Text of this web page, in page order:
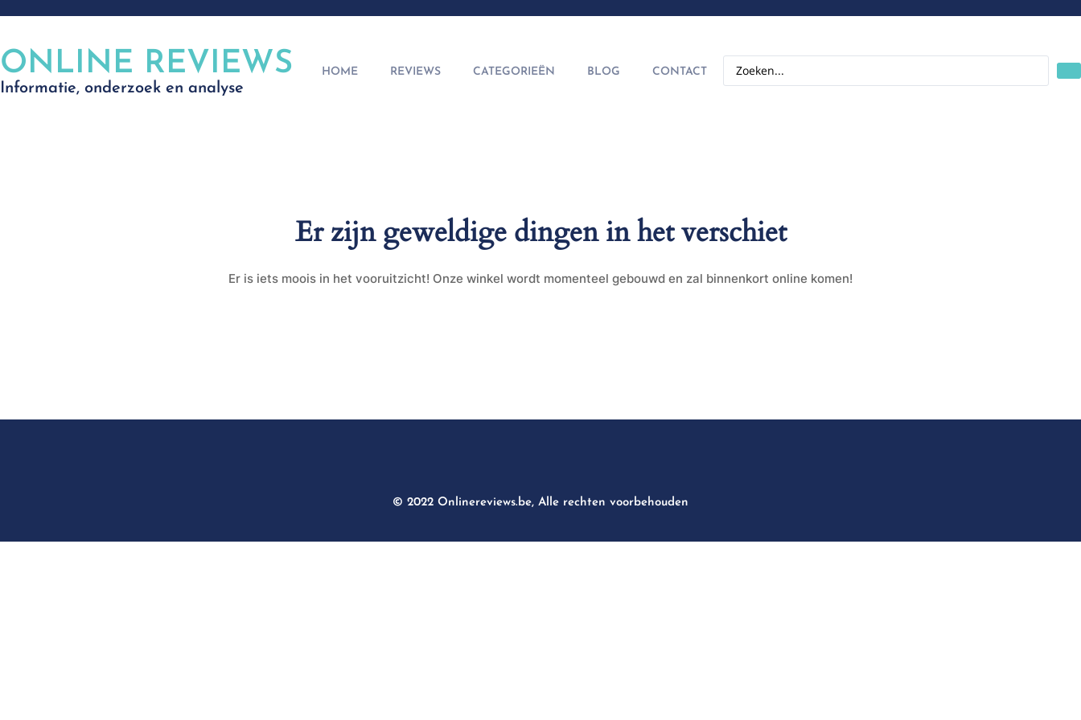
ONLINE REVIEWS
Informatie, onderzoek en analyse
HOME REVIEWS CATEGORIEËN BLOG CONTACT
Er zijn geweldige dingen in het verschiet
Er is iets moois in het vooruitzicht! Onze winkel wordt momenteel gebouwd en zal binnenkort online komen!
© 2022 Onlinereviews.be, Alle rechten voorbehouden